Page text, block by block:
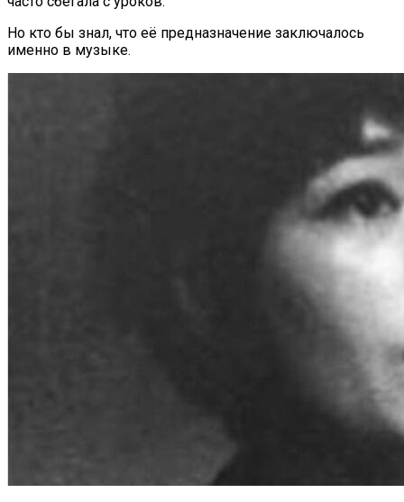
Но кто бы знал, что её предназначение заключалось
именно в музыке.